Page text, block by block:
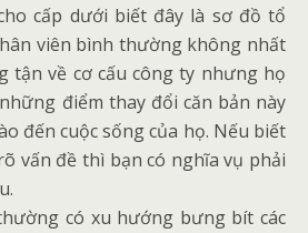
cấp dưới biết đây là sơ đồ tổ
viên bình thường không nhất
tận về cơ cấu công ty nhưng họ
điểm thay đổi căn bản này
đến cuộc sống của họ. Nếu biết
vấn đề thì bạn có nghĩa vụ phải
có xu hướng bưng bít các